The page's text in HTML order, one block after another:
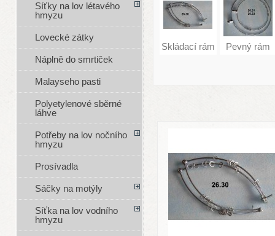
Skládací rám Pevný rám
Síťky na lov létavého
hmyzu
Lovecké zátky
Náplně do smrtiček
Malayseho pasti
Polyetylenové sběrné
láhve
Potřeby na lov nočního
hmyzu
Prosívadla
Sáčky na motýly
Síťka na lov vodního
hmyzu